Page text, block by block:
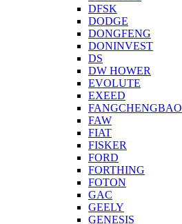
DFSK
DODGE
DONGFENG
DONINVEST
DS
DW HOWER
EVOLUTE
EXEED
FANGCHENGBAO
FAW
FIAT
FISKER
FORD
FORTHING
FOTON
GAC
GEELY
GENESIS